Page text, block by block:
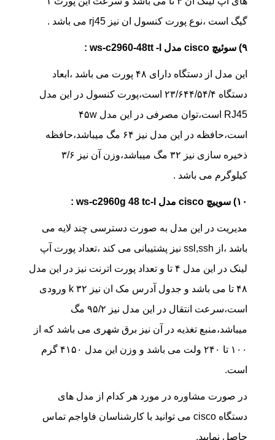
گیگ است ،نوع پورت کنسول ان نیز rj45 می باشد .
۹) سوئیچ cisco مدل ws-c2960-48tt -l :
این مدل از دستگاه دارای ۴۸ پورت می باشد ،ابعاد
دستگاه ۲۳/۶۴۴/۵۴/۴ است،پورت کنسول در این مدل
RJ45 است،توان مصرفی در این مدل ۴۵w
است،حافظه در این مدل نیز ۶۴ مگ میباشد،حافظه
ذخیره سازی نیز ۳۲ مگ میباشد،وزن آن نیز ۳/۶
کیلوگرم می باشد .
۱۰) سوییچ cisco مدل ws-c2960g 48 tc-l :
مدیریت در این مدل به صورت دسترسی چند لایه می
باشد ،از ssl,ssh نیز پشتیبانی می کند ،تعداد پورت آپ
لینک در این مدل ۴ تا و تعداد پورت اترنت نیز در این مدل
۴۸ تا می باشد و جدول آدرس مک ان نیز ۳۲ k ورودی
است،سرعت انتقال در این مدل نیز ۹۵/۲ مگ
میباشد،منبع تغذیه در آن نیز برق شهری می باشد که از
۱۰۰ تا ۲۴۰ ولت می باشد و وزن این مدل ۴۱۵۰ گرم
است.
در صورت مشاوره در مورد هر کدام از مدل های
دستگاه cisco می توانید با کارشناسان فاواجم تماس
حاصل نمایید.